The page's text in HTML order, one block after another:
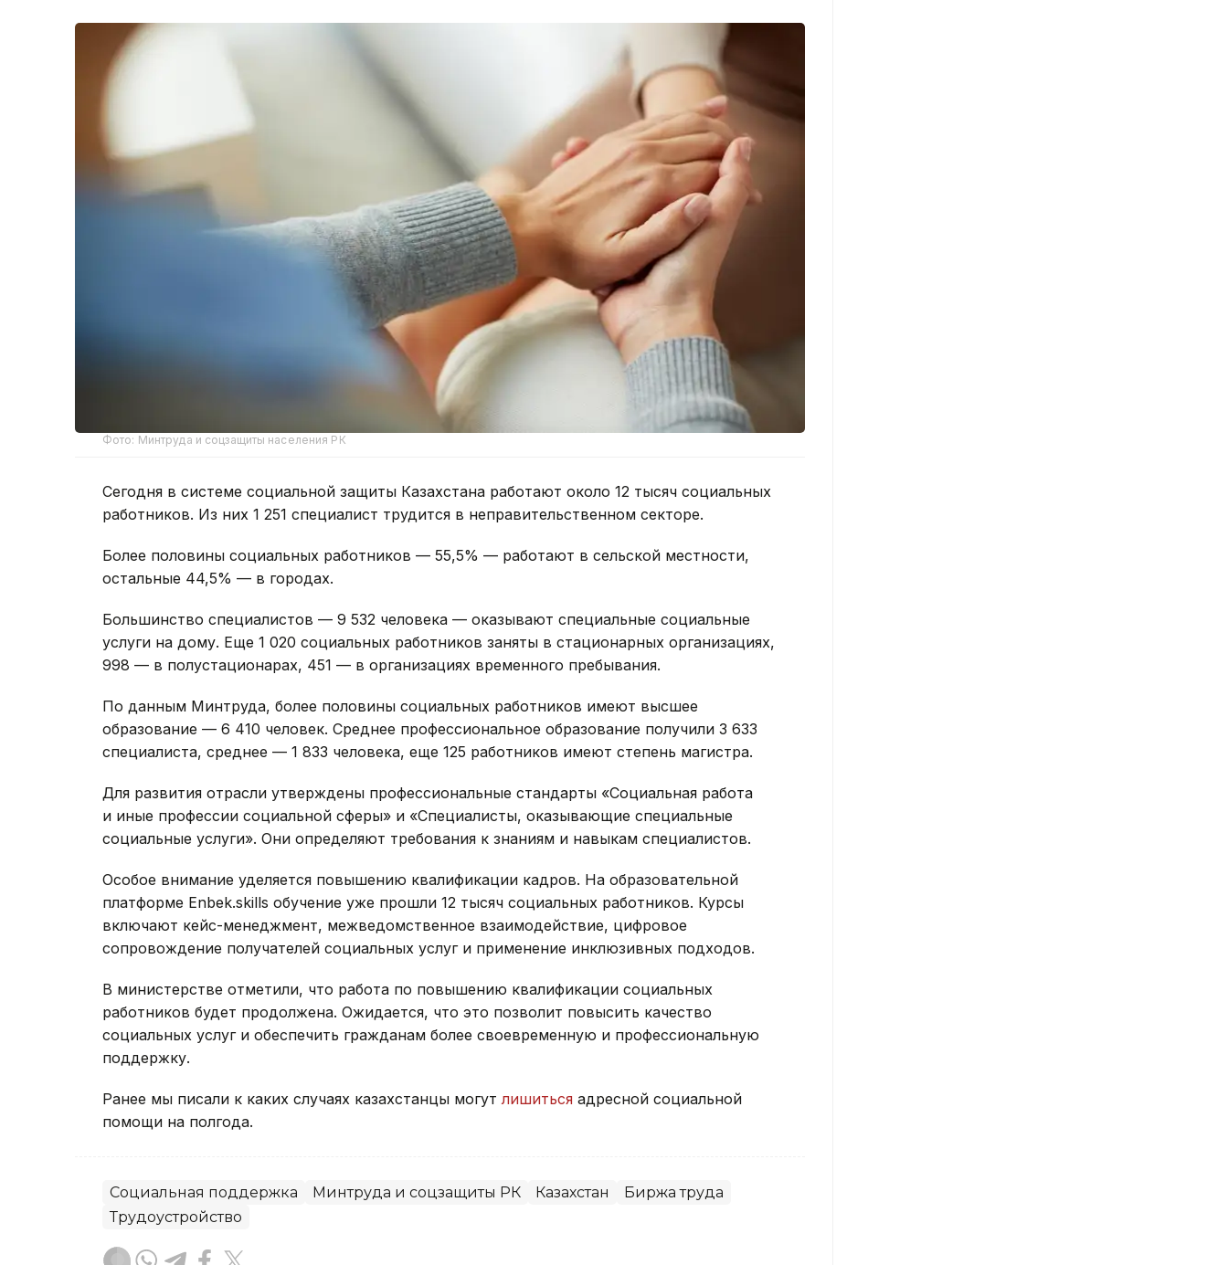
Фото: Минтруда и соцзащиты населения РК
Сегодня в системе социальной защиты Казахстана работают около 12 тысяч социальных
работников. Из них 1 251 специалист трудится в неправительственном секторе.
Более половины социальных работников — 55,5% — работают в сельской местности,
остальные 44,5% — в городах.
Большинство специалистов — 9 532 человека — оказывают специальные социальные
услуги на дому. Еще 1 020 социальных работников заняты в стационарных организациях,
998 — в полустационарах, 451 — в организациях временного пребывания.
По данным Минтруда, более половины социальных работников имеют высшее
образование — 6 410 человек. Среднее профессиональное образование получили 3 633
специалиста, среднее — 1 833 человека, еще 125 работников имеют степень магистра.
Для развития отрасли утверждены профессиональные стандарты «Социальная работа
и иные профессии социальной сферы» и «Специалисты, оказывающие специальные
социальные услуги». Они определяют требования к знаниям и навыкам специалистов.
Особое внимание уделяется повышению квалификации кадров. На образовательной
платформе Enbek.skills обучение уже прошли 12 тысяч социальных работников. Курсы
включают кейс-менеджмент, межведомственное взаимодействие, цифровое
сопровождение получателей социальных услуг и применение инклюзивных подходов.
В министерстве отметили, что работа по повышению квалификации социальных
работников будет продолжена. Ожидается, что это позволит повысить качество
социальных услуг и обеспечить гражданам более своевременную и профессиональную
поддержку.
Ранее мы писали к каких случаях казахстанцы могут лишиться адресной социальной
помощи на полгода.
Социальная поддержка Минтруда и соцзащиты РК Казахстан
Биржа труда
Трудоустройство